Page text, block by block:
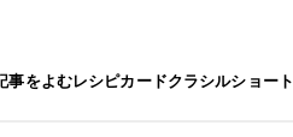
事をよむレシピカードクラシルショート